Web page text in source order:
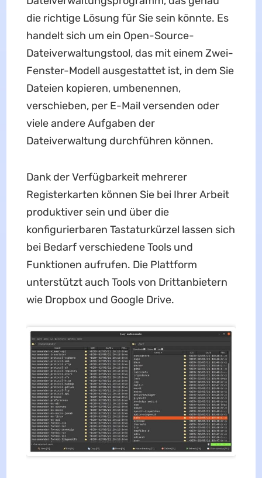
die richtige Lösung für Sie sein könnte. Es
handelt sich um ein Open-Source-
Dateiverwaltungstool, das mit einem Zwei-
Fenster-Modell ausgestattet ist, in dem Sie
Dateien kopieren, umbenennen,
verschieben, per E-Mail versenden oder
viele andere Aufgaben der
Dateiverwaltung durchführen können.
Dank der Verfügbarkeit mehrerer
Registerkarten können Sie bei Ihrer Arbeit
produktiver sein und über die
konfigurierbaren Tastaturkürzel lassen sich
bei Bedarf verschiedene Tools und
Funktionen aufrufen. Die Plattform
unterstützt auch Tools von Drittanbietern
wie Dropbox und Google Drive.